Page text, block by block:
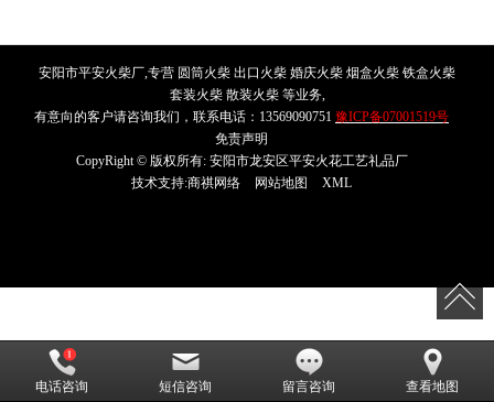
安阳市平安火柴厂,专营 圆筒火柴 出口火柴 婚庆火柴 烟盒火柴 铁盒火柴
套装火柴 散装火柴 等业务,
有意向的客户请咨询我们，联系电话：13569090751 豫ICP备07001519号
免责声明
CopyRight © 版权所有: 安阳市龙安区平安火花工艺礼品厂
技术支持:商祺网络 网站地图 XML
电话咨询 短信咨询 留言咨询 查看地图